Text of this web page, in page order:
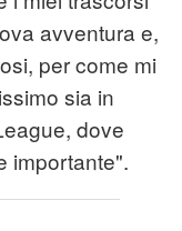
avventura e,
per come mi
sia in
dove
importante".